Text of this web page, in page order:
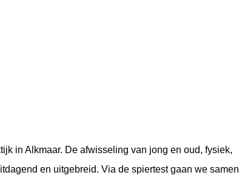
in Alkmaar. De afwisseling van jong en oud, fysiek,
en uitgebreid. Via de spiertest gaan we samen